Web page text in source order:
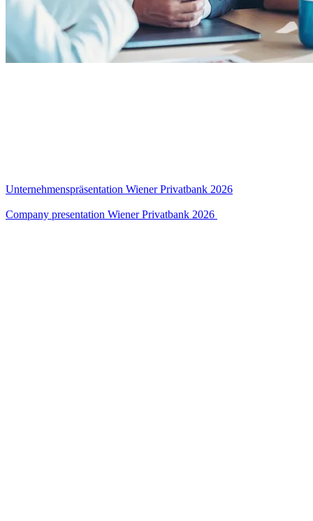
Unternehmenspräsentation Wiener Privatbank 2026
Company presentation Wiener Privatbank 2026